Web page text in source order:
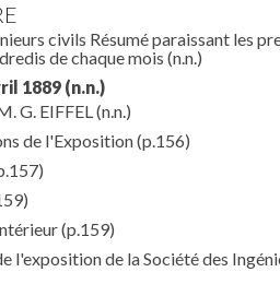
civils Résumé paraissant les
de chaque mois (n.n.)
1889 (n.n.)
G. EIFFEL (n.n.)
de l'Exposition(p.156)
(p.159)
l'exposition de la Société des